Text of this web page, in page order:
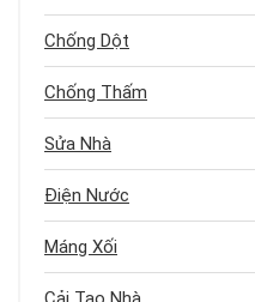
Chống Dột
Chống Thấm
Sửa Nhà
Điện Nước
Máng Xối